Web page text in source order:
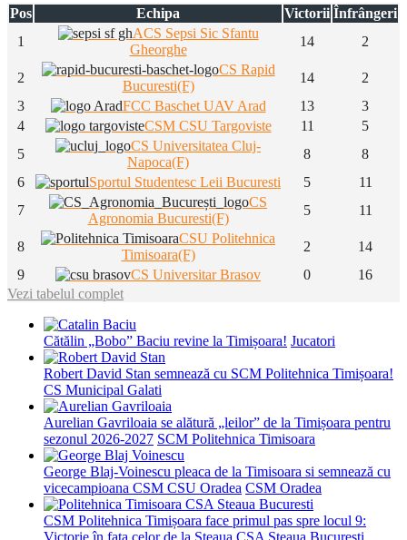
Pos Echipa Victorii Înfrângeri
1
ACS Sepsi Sic Sfantu
Gheorghe
14 2
2
CS Rapid
Bucuresti(F)
14
2
3
FCC Baschet UAV Arad 13
3
4
CSM CSU Targoviste 11
5
5
CS Universitatea Cluj-
Napoca(F)
8
8
6
Sportul Studentesc Leii Bucuresti 5
11
7
CS
Agronomia Bucuresti(F)
5 11
8
CSU Politehnica
Timisoara(F)
2
14
9
CS Universitar Brasov 0
16
Vezi tabelul complet
Cătălin „Bobo” Baciu revine la Timișoara! Jucatori
Robert David Stan semnează cu SCM Politehnica Timișoara!
CS Municipal Galati
Aurelian Gavriloaia se alătură „leilor” de la Timișoara pentru
sezonul 2026-2027 SCM Politehnica Timisoara
George Blaj-Voinescu pleaca de la Timisoara si semnează cu
vicecampioana CSM CSU Oradea CSM Oradea
CSM Politehnica Timișoara face primul pas spre locul 9:
Victorie în fața celor de la Steaua CSA Steaua Bucuresti